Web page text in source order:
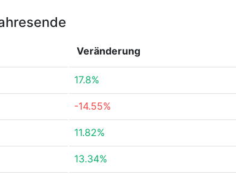
Veränderung
17.8%
-14.55%
11.82%
13.34%